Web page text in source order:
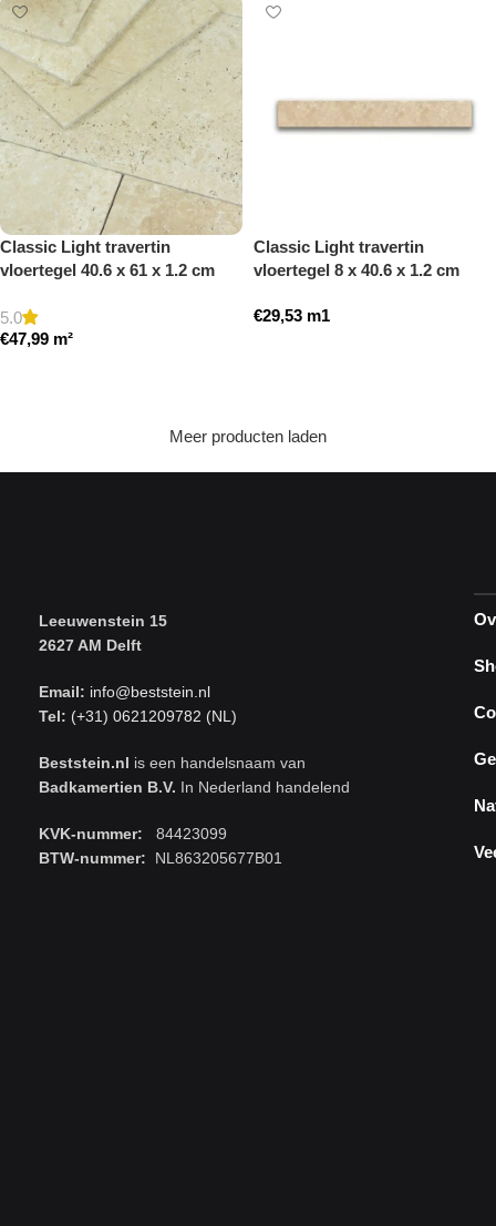
Classic Light travertin
vloertegel 40.6 x 61 x 1.2 cm
5.0
€47,99 m²
Classic Light travertin
vloertegel 8 x 40.6 x 1.2 cm
€29,53 m1
Meer producten laden
Leeuwenstein 15
2627 AM Delft
Email: info@beststein.nl
Tel: (+31) 0621209782 (NL)
Beststein.nl is een handelsnaam van
Badkamertien B.V. In Nederland handelend
KVK-nummer: 84423099
BTW-nummer: NL863205677B01